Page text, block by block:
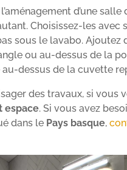
d’une
Choisissez-les avec
sous le lavabo.
ou au-dessus de la
au-dessus de la cuvette
des travaux, si vous
espace. Si vous avez
dans le Pays basque,